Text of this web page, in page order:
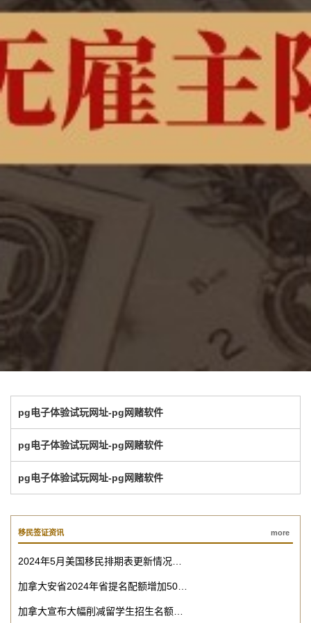
pg电子体验试玩网址-pg网赌软件
pg电子体验试玩网址-pg网赌软件
pg电子体验试玩网址-pg网赌软件
移民签证资讯 more
2024年5月美国移民排期表更新情况…
加拿大安省2024年省提名配额增加50…
加拿大宣布大幅削减留学生招生名额…